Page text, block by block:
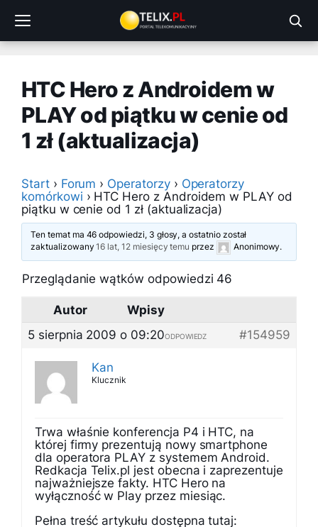
treści
HTC Hero z Androidem w
PLAY od piątku w cenie od
1 zł (aktualizacja)
Start › Forum › Operatorzy › Operatorzy
komórkowi › HTC Hero z Androidem w PLAY od
piątku w cenie od 1 zł (aktualizacja)
Ten temat ma 46 odpowiedzi, 3 głosy, a ostatnio został
zaktualizowany16 lat, 12 miesięcy temu przez Anonimowy.
Przeglądanie wątków odpowiedzi 46
Autor
Wpisy
5 sierpnia 2009 o 09:20
#154959
ODPOWIEDZ
Kan
Klucznik
Trwa właśnie konferencja P4 i HTC, na
której firmy prezentują nowy smartphone
dla operatora PLAY z systemem Android.
Redkacja Telix.pl jest obecna i zaprezentuje
najważniejsze fakty. HTC Hero na
wyłączność w Play przez miesiąc.
Pełna treść artykułu dostępna tutaj: